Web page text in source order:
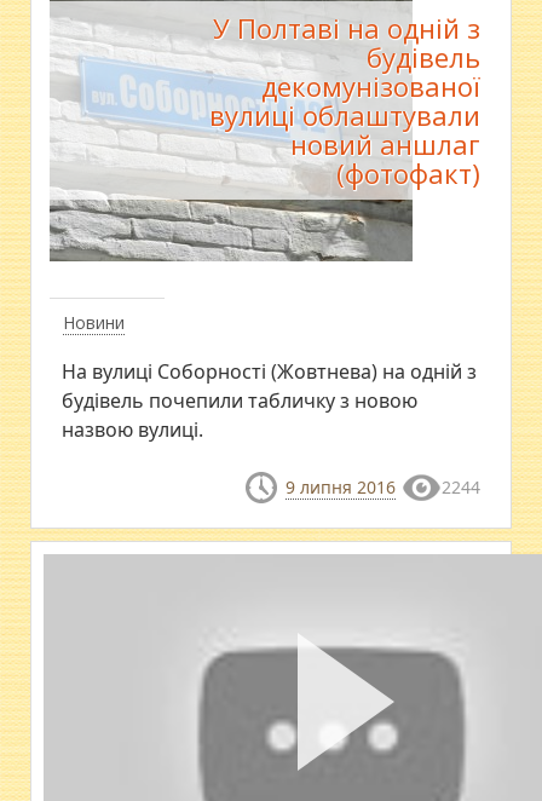
Новини
У Полтаві на одній з
будівель
декомунізованої
вулиці облаштували
новий аншлаг
(фотофакт)
На вулиці Соборності (Жовтнева) на одній з
будівель почепили табличку з новою
назвою вулиці.
9 липня 2016 2244